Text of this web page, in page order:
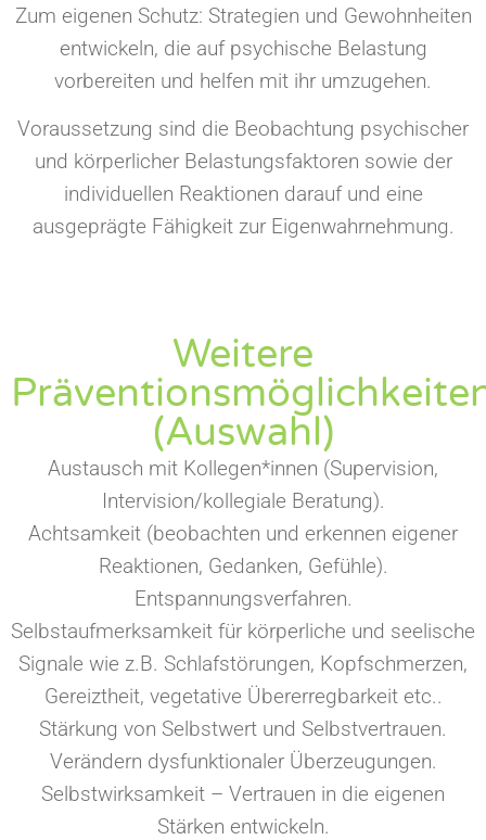
Zum eigenen Schutz: Strategien und Gewohnheiten
entwickeln, die auf psychische Belastung
vorbereiten und helfen mit ihr umzugehen.
Voraussetzung sind die Beobachtung psychischer
und körperlicher Belastungsfaktoren sowie der
individuellen Reaktionen darauf und eine
ausgeprägte Fähigkeit zur Eigenwahrnehmung.
Weitere
(Auswahl)
Austausch mit Kollegen*innen (Supervision,
Intervision/kollegiale Beratung).
Achtsamkeit (beobachten und erkennen eigener
Reaktionen, Gedanken, Gefühle).
Entspannungsverfahren.
Selbstaufmerksamkeit für körperliche und seelische
Signale wie z.B. Schlafstörungen, Kopfschmerzen,
Gereiztheit, vegetative Übererregbarkeit etc..
Stärkung von Selbstwert und Selbstvertrauen.
Verändern dysfunktionaler Überzeugungen.
Selbstwirksamkeit – Vertrauen in die eigenen
Stärken entwickeln.